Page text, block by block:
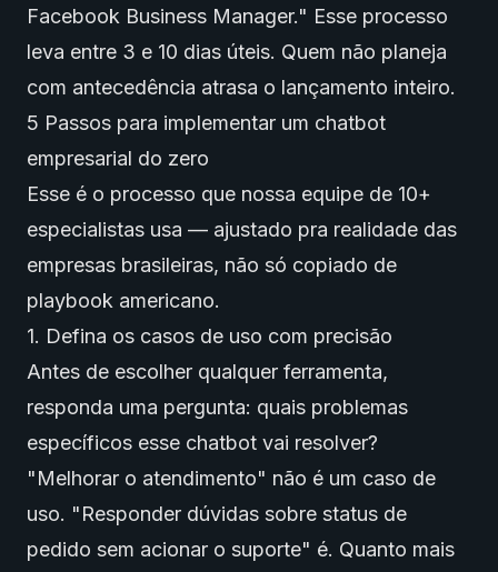
Facebook Business Manager." Esse processo
leva entre 3 e 10 dias úteis. Quem não planeja
com antecedência atrasa o lançamento inteiro.
5 Passos para implementar um chatbot
empresarial do zero
Esse é o processo que nossa equipe de 10+
especialistas usa — ajustado pra realidade das
empresas brasileiras, não só copiado de
playbook americano.
1. Defina os casos de uso com precisão
Antes de escolher qualquer ferramenta,
responda uma pergunta: quais problemas
específicos esse chatbot vai resolver?
"Melhorar o atendimento" não é um caso de
uso. "Responder dúvidas sobre status de
pedido sem acionar o suporte" é. Quanto mais